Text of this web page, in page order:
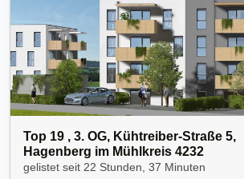
Top 19 , 3. OG, Kühtreiber-Straße 5,
Hagenberg im Mühlkreis 4232
gelistet seit 22 Stunden, 37 Minuten